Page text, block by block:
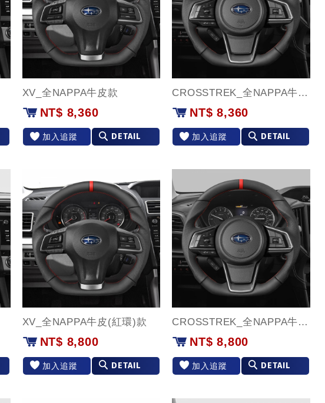
XV_全NAPPA牛皮款
NT$ 8,360
加入追蹤 DETAIL
CROSSTREK_全NAPPA牛皮款
NT$ 8,360
加入追蹤 DETAIL
XV_全NAPPA牛皮(紅環)款
NT$ 8,800
加入追蹤 DETAIL
CROSSTREK_全NAPPA牛皮(紅環)款
NT$ 8,800
加入追蹤 DETAIL